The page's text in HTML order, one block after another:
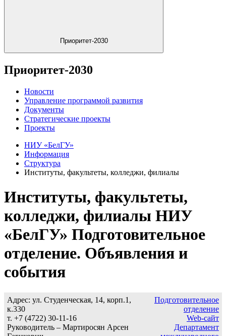
Приоритет-2030
Приоритет-2030
Новости
Управление программой развития
Документы
Стратегические проекты
Проекты
НИУ «БелГУ»
Информация
Структура
Институты, факультеты, колледжи, филиалы
Институты, факультеты,
колледжи, филиалы НИУ
«БелГУ» Подготовительное
отделение. Объявления и
события
Адрес: ул. Студенческая, 14, корп.1,
к.330
т. +7 (4722) 30-11-16
Руководитель – Мартиросян Арсен
Подготовительное
отделение
Web-сайт
Департамент